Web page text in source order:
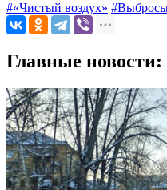
#«Чистый воздух»
Главные новости: